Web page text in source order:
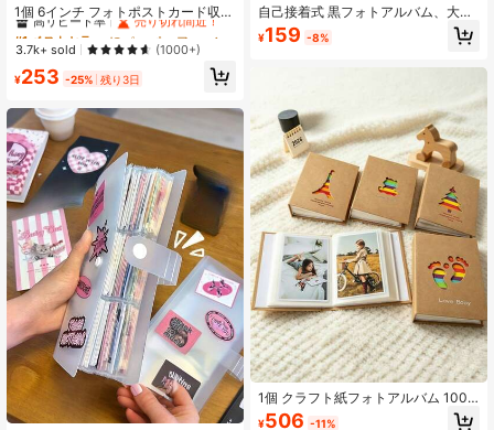
1個 6インチ フォトポストカード収納
アルバム、アコーディオン式 DIY折
りたたみフォトアルバム、カードフ
ォルダー式スクラップブック、ブラ
ック
高リピート率
売り切れ間近！
#1 ベストセラー
に ペーパー フォトアルバム
高リピート率
売り切れ間近！
#1 ベストセラー
に ペーパー フォトアルバム
高リピート率
売り切れ間近！
#1 ベストセラー
高リピート率
売り切れ間近！
3.7k+ sold (1000+)
¥253 -25% 残り3日
自己接着式 黒フォトアルバム、大型
DIY ウェディングメモリーブック、
トラベルフォトアルバム、記念アル
¥159 -8%
1個 クラフト紙フォトアルバム 100
枚収納、レインボー中空デザイン、6
¥506 -11%